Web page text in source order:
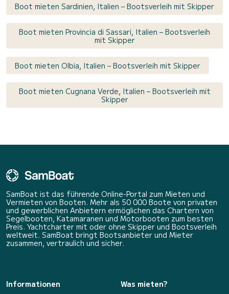
Boot mieten Sardinien, Italien – Bootsverleih mit Skipper
Boot mieten Provincia di Sassari, Italien – Bootsverleih
mit Skipper
Boot mieten Olbia, Italien – Bootsverleih mit Skipper
Boot mieten Cugnana Verde, Italien – Bootsverleih mit
Skipper
SamBoat ist das führende Online-Portal zum Mieten und
Vermieten von Booten. Mehr als 50 000 Boote von privaten
und gewerblichen Anbietern ermöglichen das Chartern von
Segelbooten, Katamaranen und Motorbooten zum besten
Preis. Yachtcharter mit oder ohne Skipper und Bootsverleih
weltweit. SamBoat bringt Bootsanbieter und Mieter
zusammen, vertraulich und sicher.
Informationen
Was mieten?